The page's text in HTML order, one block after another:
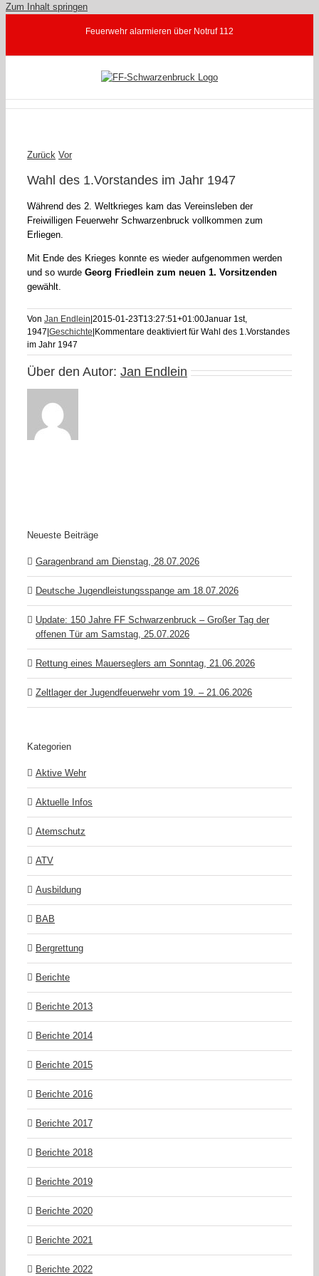
Zum Inhalt springen
Feuerwehr alarmieren über Notruf 112
Zurück Vor
Wahl des 1.Vorstandes im Jahr 1947
Während des 2. Weltkrieges kam das Vereinsleben der
Freiwilligen Feuerwehr Schwarzenbruck vollkommen zum
Erliegen.
Mit Ende des Krieges konnte es wieder aufgenommen werden
und so wurde Georg Friedlein zum neuen 1. Vorsitzenden
gewählt.
Von Jan Endlein 2015-01-23T13:27:51+01:00Januar 1st,
1947 Geschichte Kommentare deaktiviertfür Wahl des 1.Vorstandes
im Jahr 1947
Über den Autor: Jan Endlein
Neueste Beiträge
Garagenbrand am Dienstag, 28.07.2026
Deutsche Jugendleistungsspange am 18.07.2026
Update: 150 Jahre FF Schwarzenbruck – Großer Tag der
offenen Tür am Samstag, 25.07.2026
Rettung eines Mauerseglers am Sonntag, 21.06.2026
Zeltlager der Jugendfeuerwehr vom 19. – 21.06.2026
Kategorien
Aktive Wehr
Aktuelle Infos
Atemschutz
ATV
Ausbildung
BAB
Bergrettung
Berichte
Berichte 2013
Berichte 2014
Berichte 2015
Berichte 2016
Berichte 2017
Berichte 2018
Berichte 2019
Berichte 2020
Berichte 2021
Berichte 2022